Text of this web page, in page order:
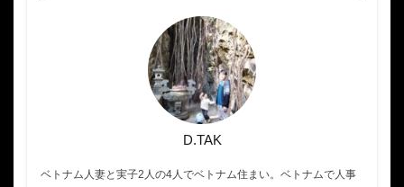
D.TAK
ベトナム人妻と実子2人の4人でベトナム住まい。ベトナムで人事